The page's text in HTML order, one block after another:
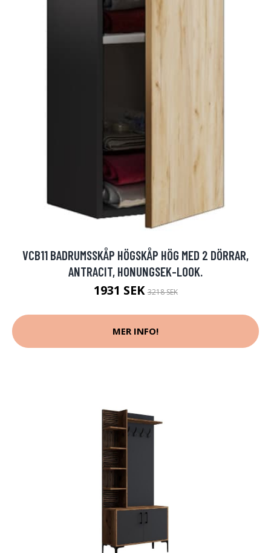
VCB11 BADRUMSSKÅP HÖGSKÅP HÖG MED 2 DÖRRAR,
ANTRACIT, HONUNGSEK-LOOK.
1931 SEK3218 SEK
MER INFO!